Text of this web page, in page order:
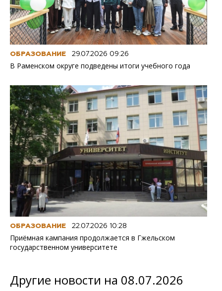
ОБРАЗОВАНИЕ 29.07.2026 09:26
В Раменском округе подведены итоги учебного года
ОБРАЗОВАНИЕ 22.07.2026 10:28
Приёмная кампания продолжается в Гжельском
государственном университете
Другие новости на 08.07.2026